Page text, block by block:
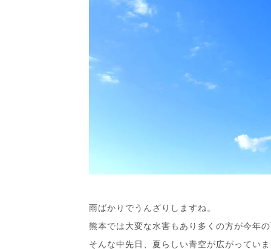
雨ばかりでうんざりしますね。
熊本では大変な水害もあり多くの方が今年
そんな中先日、夏らしい青空が広がってい